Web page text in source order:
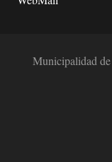
Municipalidad